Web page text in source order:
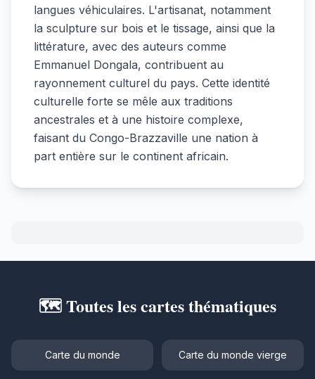
langues véhiculaires. L'artisanat, notamment
la sculpture sur bois et le tissage, ainsi que la
littérature, avec des auteurs comme
Emmanuel Dongala, contribuent au
rayonnement culturel du pays. Cette identité
culturelle forte se mêle aux traditions
ancestrales et à une histoire complexe,
faisant du Congo-Brazzaville une nation à
part entière sur le continent africain.
🗺️ Toutes les cartes thématiques
Carte du monde Carte du monde vierge